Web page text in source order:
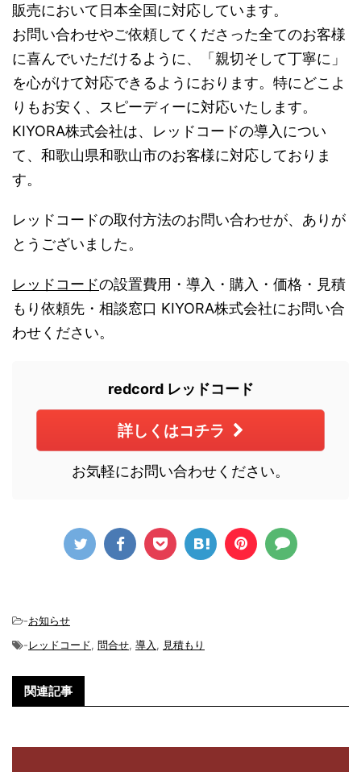
販売において日本全国に対応しています。
お問い合わせやご依頼してくださった全てのお客様
に喜んでいただけるように、「親切そして丁寧に」
を心がけて対応できるようにおります。特にどこよ
りもお安く、スピーディーに対応いたします。
KIYORA株式会社は、レッドコードの導入につい
て、和歌山県和歌山市のお客様に対応しておりま
す。
レッドコードの取付方法のお問い合わせが、ありが
とうございました。
レッドコードの設置費用・導入・購入・価格・見積
もり依頼先・相談窓口 KIYORA株式会社にお問い合
わせください。
redcord レッドコード
詳しくはコチラ
お気軽にお問い合わせください。
-お知らせ
-レッドコード, 問合せ, 導入 , 見積もり
関連記事